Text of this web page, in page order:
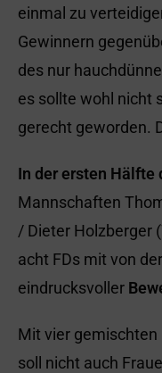
einmal zu
Gewinnern
des nur
es sollte wohl nicht
gerecht geworden.
In der ersten Hälfte
Mannschaften
/ Dieter Holzberger
acht FDs mit von
eindrucksvoller
Mit vier
soll nicht auch